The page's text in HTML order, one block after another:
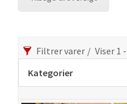
Filtrer varer
Viser 1
Kategorier